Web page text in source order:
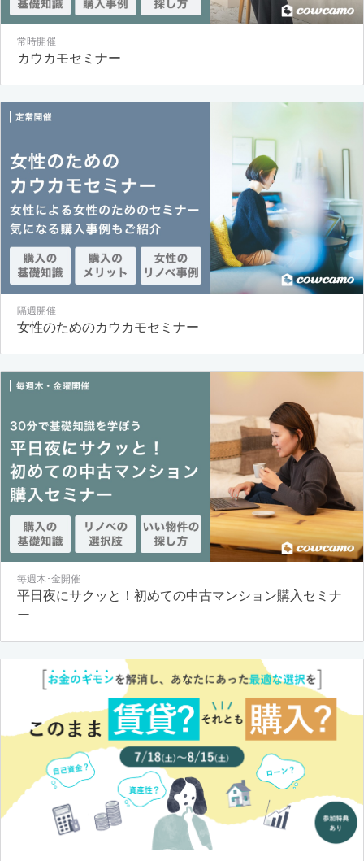
常時開催
カウカモセミナー
隔週開催
女性のためのカウカモセミナー
毎週木･金開催
平日夜にサクッと！初めての中古マンション購入セミナ
ー